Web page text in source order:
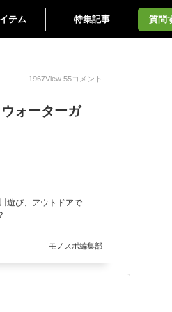
テム 特集記事 質問
1967View 55コメント
ォーターガ
遊び、アウトドアで
モノスポ編集部